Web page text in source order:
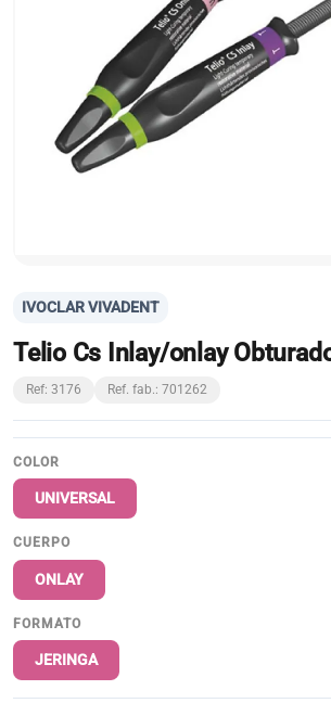
IVOCLAR VIVADENT
Telio Cs Inlay/onlay
Ref: 3176 Ref. fab.: 701262
COLOR
UNIVERSAL
CUERPO
ONLAY
FORMATO
JERINGA